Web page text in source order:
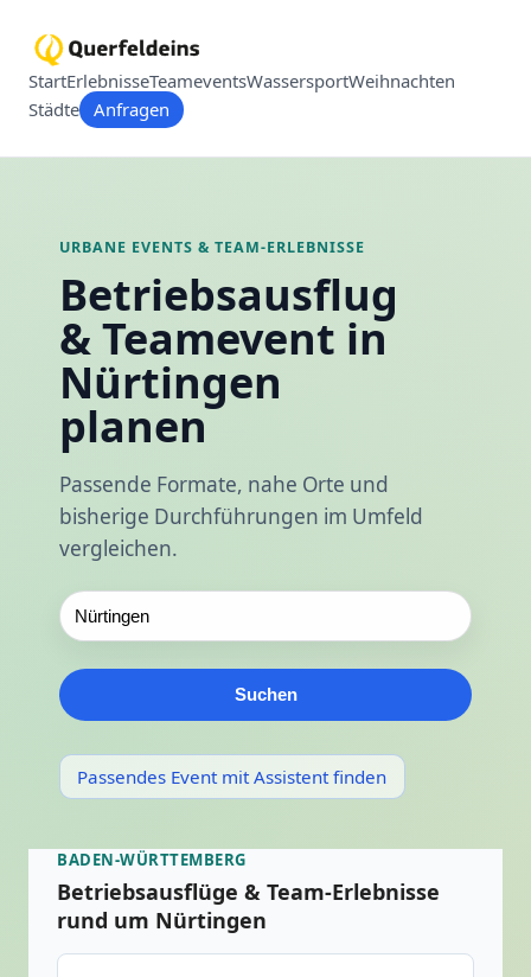
StartErlebnisseTeameventsWassersportWeihnachten
Städte Anfragen
URBANE EVENTS & TEAM-ERLEBNISSE
Betriebsausflug
& Teamevent in
Nürtingen
planen
Passende Formate, nahe Orte und
bisherige Durchführungen im Umfeld
vergleichen.
Suchen
Passendes Event mit Assistent finden
BADEN-WÜRTTEMBERG
Betriebsausflüge & Team-Erlebnisse
rund um Nürtingen